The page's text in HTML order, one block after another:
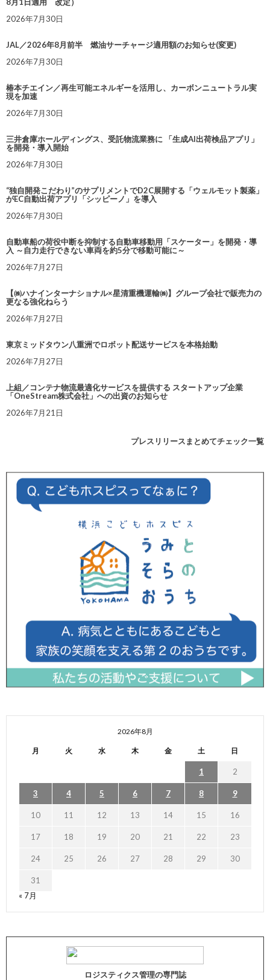
2026年7月30日
JAL／2026年8月前半 燃油サーチャージ適用額のお知らせ(変更)
2026年7月30日
椿本チエイン／再生可能エネルギーを活用し、カーボンニュートラル実
現を加速
2026年7月30日
三井倉庫ホールディングス、受託物流業務に 「生成AI出荷検品アプリ」
を開発・導入開始
2026年7月30日
“独自開発こだわり”のサプリメントでD2C展開する「ウェルモット製薬」
がEC自動出荷アプリ「シッピーノ」を導入
2026年7月30日
自動車船の荷役中断を抑制する自動車移動用「スケーター」を開発・導
入 ～自力走行できない車両を約5分で移動可能に～
2026年7月27日
【㈱ハナインターナショナル×星清重機運輸㈱】グループ会社で販売力の
更なる強化ねらう
2026年7月27日
東京ミッドタウン八重洲でロボット配送サービスを本格始動
2026年7月27日
上組／コンテナ物流最適化サービスを提供する スタートアップ企業
「OneStream株式会社」への出資のお知らせ
2026年7月21日
プレスリリースまとめてチェック一覧
2026年8月
月 火 水 木 金 土 日
1 2
3 4 5 6 7 8 9
10 11 12 13 14 15 16
17 18 19 20 21 22 23
24 25 26 27 28 29 30
31
« 7月
ロジスティクス管理の専門誌